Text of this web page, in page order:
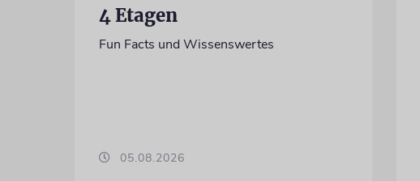
4 Etagen
Fun Facts und Wissenswertes
05.08.2026